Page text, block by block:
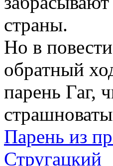
страны.
Но в
обратный
парень Гаг,
Парень из
Стругацкий